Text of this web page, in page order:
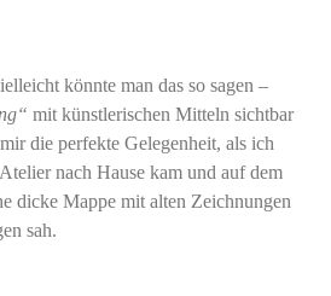
könnte man das so sagen –
mit künstlerischen Mitteln sichtbar
die perfekte Gelegenheit, als ich
nach Hause kam und auf dem
dicke Mappe mit alten Zeichnungen
sah.